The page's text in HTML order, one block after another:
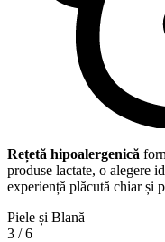
Rețetă hipoalergenică
produse lactate, o alegere
experiență plăcută chiar și
Piele și Blană
3 /6